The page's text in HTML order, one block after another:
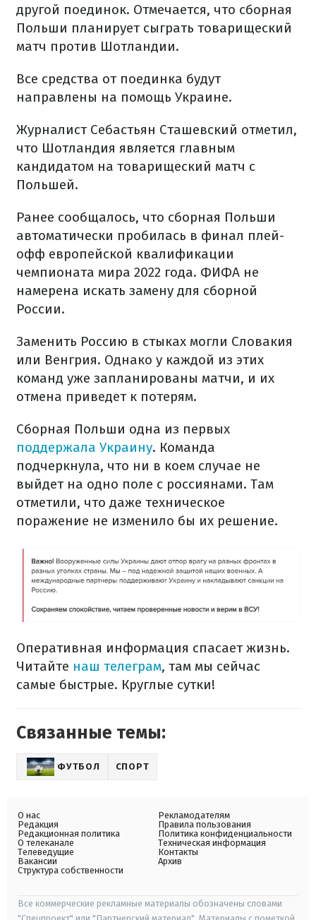
другой поединок. Отмечается, что сборная
Польши планирует сыграть товарищеский
матч против Шотландии.
Все средства от поединка будут
направлены на помощь Украине.
Журналист Себастьян Сташевский отметил,
что Шотландия является главным
кандидатом на товарищеский матч с
Польшей.
Ранее сообщалось, что сборная Польши
автоматически пробилась в финал плей-
офф европейской квалификации
чемпионата мира 2022 года. ФИФА не
намерена искать замену для сборной
России.
Заменить Россию в стыках могли Словакия
или Венгрия. Однако у каждой из этих
команд уже запланированы матчи, и их
отмена приведет к потерям.
Сборная Польши одна из первых
поддержала Украину. Команда
подчеркнула, что ни в коем случае не
выйдет на одно поле с россиянами. Там
отметили, что даже техническое
поражение не изменило бы их решение.
Оперативная информация спасает жизнь.
Читайте наш телеграм, там мы сейчас
самые быстрые. Круглые сутки!
Связанные темы:
ФУТБОЛ СПОРТ
О нас
Редакция
Редакционная политика
О телеканале
Телеведущие
Вакансии
Структура собственности
Рекламодателям
Правила пользования
Политика конфиденциальности
Техническая информация
Контакты
Архив
Все коммерческие рекламные материалы обозначены словами